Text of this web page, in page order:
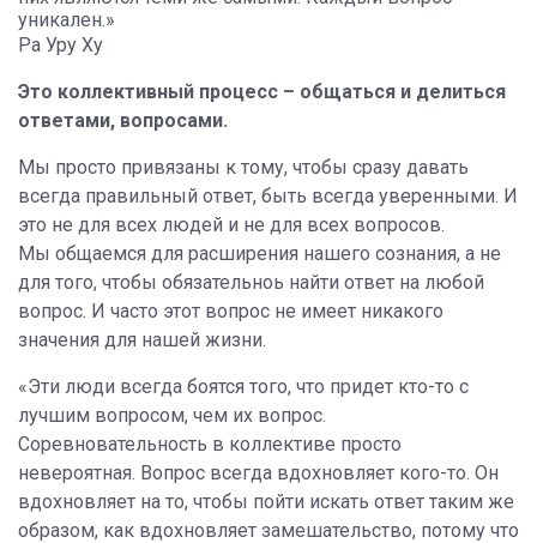
уникален.»
Ра Уру Ху
Это коллективный процесс – общаться и делиться
ответами, вопросами.
Мы просто привязаны к тому, чтобы сразу давать
всегда правильный ответ, быть всегда уверенными. И
это не для всех людей и не для всех вопросов.
Мы общаемся для расширения нашего сознания, а не
для того, чтобы обязательноь найти ответ на любой
вопрос. И часто этот вопрос не имеет никакого
значения для нашей жизни.
«Эти люди всегда боятся того, что придет кто-то с
лучшим вопросом, чем их вопрос.
Соревновательность в коллективе просто
невероятная. Вопрос всегда вдохновляет кого-то. Он
вдохновляет на то, чтобы пойти искать ответ таким же
образом, как вдохновляет замешательство, потому что